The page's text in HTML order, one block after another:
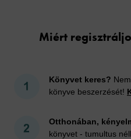
Miért
Könyvet keres?
könyve beszerzését!
Otthonában,
könyvet - tumultus